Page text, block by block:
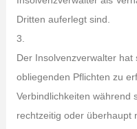
Dritten auferlegt sind.
3.
Der Insolvenzverwalter
obliegenden Pflichten zu
Verbindlichkeiten während
rechtzeitig oder überhaupt